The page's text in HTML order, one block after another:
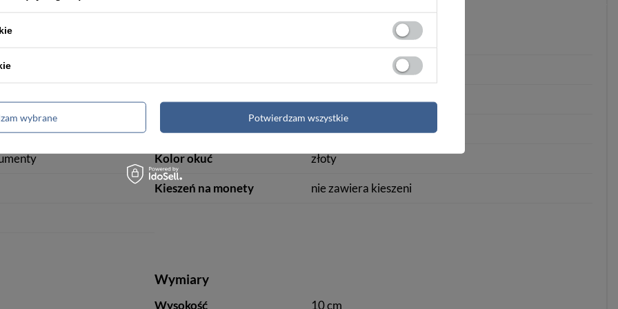
Wzór bez wzoru
Ilość przegródek na karty
Kolor okuć złoty
Kieszeń na monety nie zawiera kieszeni
Wymiary
Wysokość 10 cm
wybrane Potwierdzam wszystkie